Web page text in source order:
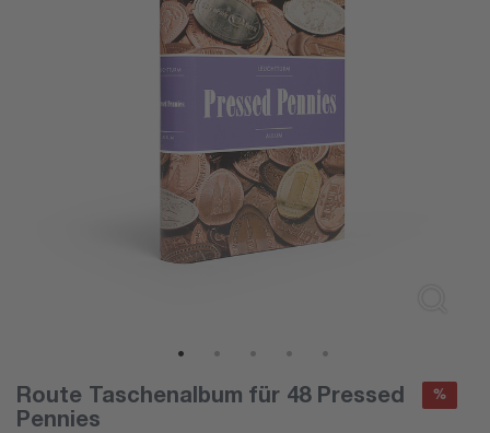
Route Taschenalbum für 48 Pressed
Pennies
%